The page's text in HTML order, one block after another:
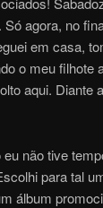
agora, no
em casa,
o meu filhote
aqui.
não tive
para tal
álbum